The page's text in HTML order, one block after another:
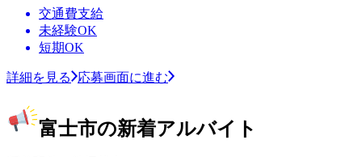
交通費支給
未経験OK
短期OK
詳細を見る 応募画面に進む
富士市の新着アルバイト